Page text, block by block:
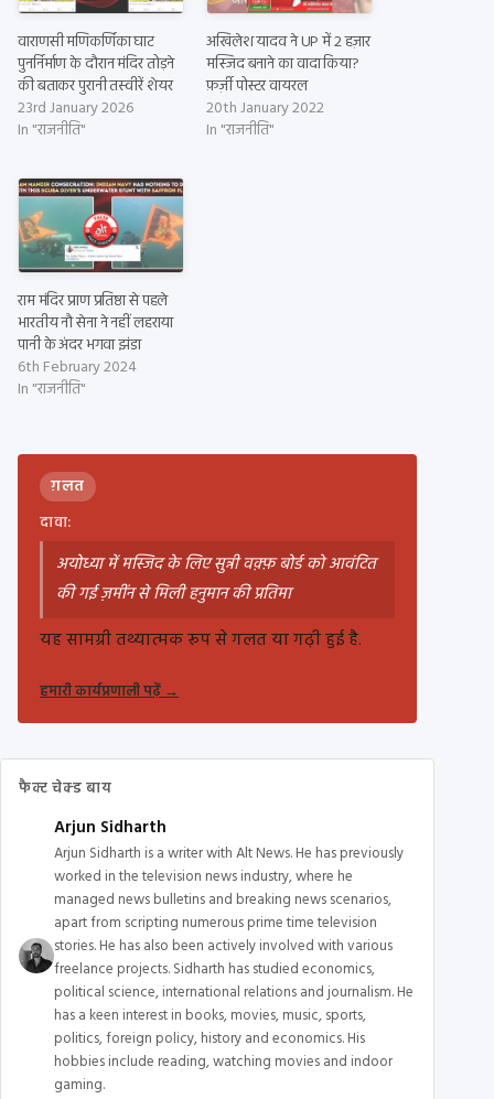
वाराणसी मणिकर्णिका घाट
पुनर्निर्माण के दौरान मंदिर तोड़ने
की बताकर पुरानी तस्वीरें शेयर
23rd January 2026
In "राजनीति"
अखिलेश यादव ने UP में 2 हज़ार
मस्जिद बनाने का वादा किया?
फ़र्ज़ी पोस्टर वायरल
20th January 2022
In "राजनीति"
राम मंदिर प्राण प्रतिष्ठा से पहले
भारतीय नौ सेना ने नहीं लहराया
पानी के अंदर भगवा झंडा
6th February 2024
In "राजनीति"
ग़लत
दावा:
अयोध्या में मस्जिद के लिए सुन्नी वक़्फ़ बोर्ड को आवंटित
की गई ज़मींन से मिली हनुमान की प्रतिमा
यह सामग्री तथ्यात्मक रूप से गलत या गढ़ी हुई है.
हमारी कार्यप्रणाली पढ़ें→
फैक्ट चेक्ड बाय
Arjun Sidharth
Arjun Sidharth is a writer with Alt News. He has previously
worked in the television news industry, where he
managed news bulletins and breaking news scenarios,
apart from scripting numerous prime time television
stories. He has also been actively involved with various
freelance projects. Sidharth has studied economics,
political science, international relations and journalism. He
has a keen interest in books, movies, music, sports,
politics, foreign policy, history and economics. His
hobbies include reading, watching movies and indoor
gaming.